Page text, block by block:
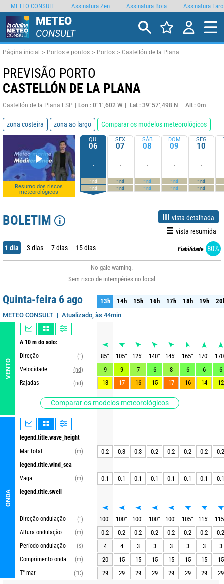
METEO
CONSULT
Página inicial Portos e pontos Portos Castellón de la Plana
PREVISÃO PORTO
CASTELLÓN DE LA PLANA
Castellón de la Plana ESP Lon : 0°1’,602 W Lat : 39°57’,498 N Alt : 0m
zona costeira zona ao largo Comparar os modelos meteorológicos
Resumo dos riscos
meteorológicos
QUI
06
-
-nd
-nd
SEX
07
-
-nd
-nd
SÁB
08
-
-nd
-nd
DOM
09
-
-nd
-nd
SEG
10
-
-nd
-nd
BOLETIM
vista detalhada
vista resumida
1 dia 3 dias 7 dias 15 dias Fiabilidade 80%
No gale warning.
Sem risco de intempéries no local
Quinta-feira 6 ago
METEO CONSULT Atualizado, às 44min
VENTO
A 10 m do solo:
Direção
(°)
Velocidade
(nd)
Rajadas
(nd)
Comparar os modelos meteorológicos
ONDA
legend.title.wave_height
Mar total
(m)
legend.title.wind_sea
Vaga
(m)
legend.title.swell
Direção ondulação
(°)
Altura ondulação
(m)
Período ondulação
(s)
Comprimento onda
(m)
T° mar
(°C)
13h 14h 15h 16h 17h 18h 19h
13h 14h 15h 16h 17h 18h 19h
85° 105° 125° 140° 145° 165° 170°
170
9
9 7 6 8 6 6
6
13
17 16 15 17 16 14 12
0.2 0.3 0.3 0.2 0.2 0.2 0.2 0.2
0.1 0.1 0.1 0.1 0.1 0.1 0.1 0.1
100° 100° 100° 100° 100° 105° 115°
115
0.2
0.2 0.2 0.2 0.2 0.2 0.2
0.2
4
4 3 3 3 3 3
3
20
15 15 15 15 15 15
15
29
29 29 29 29 29 29 29
METEO CONSULT Assinatura Zen Assinatura Boia Assinatura